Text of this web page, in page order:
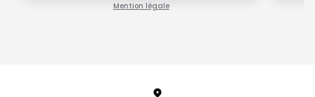
Mention légale